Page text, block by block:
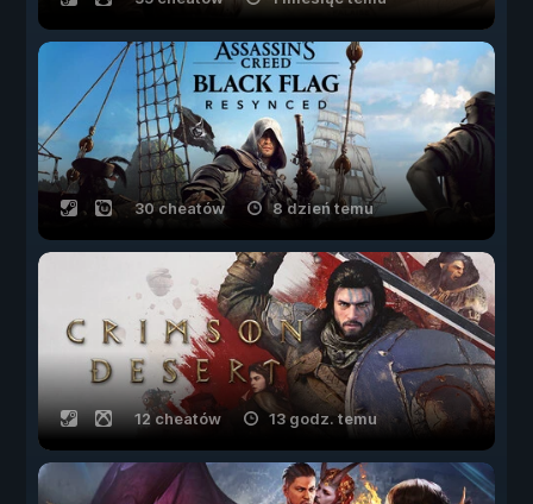
30 cheatów 8 dzień temu
12 cheatów 13 godz. temu